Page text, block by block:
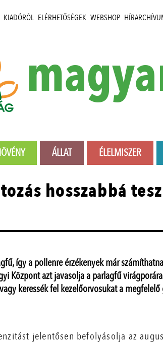
KIADÓRÓL ELÉRHETŐSÉGEK WEBSHOP
ÁLLAT ÉLELMISZER
hosszabbá
így a pollenre érzékenyek már
Központ azt javasolja a parlagfű
keressék fel kezelőorvosukat a
jelentősen befolyásolja az